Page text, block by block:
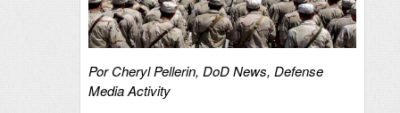
Por Cheryl Pellerin, DoD News, Defense
Media Activity